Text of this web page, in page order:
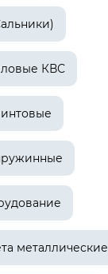
КВС
металлические